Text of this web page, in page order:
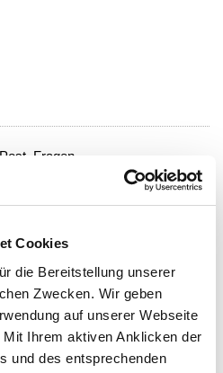
Cookies
die Bereitstellung unserer
Zwecken. Wir geben
auf unserer Webseite
Ihrem aktiven Anklicken der
und des entsprechenden
Fragen
Mannheim